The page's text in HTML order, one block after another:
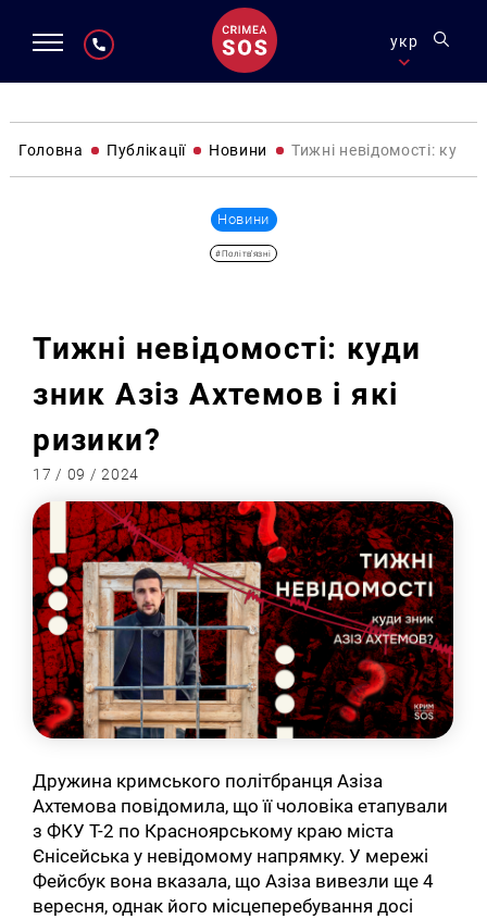
укр
Головна Публікації Новини Тижні невідомості: куди
Новини
#Політв'язні
Тижні невідомості: куди
зник Азіз Ахтемов і які
ризики?
17 / 09 / 2024
Дружина кримського політбранця Азіза
Ахтемова повідомила, що її чоловіка етапували
з ФКУ Т-2 по Красноярському краю міста
Єнісейська у невідомому напрямку. У мережі
Фейсбук вона вказала, що Азіза вивезли ще 4
вересня, однак його місцеперебування досі